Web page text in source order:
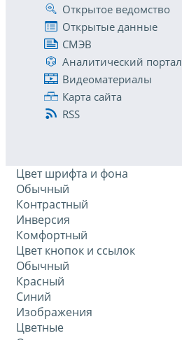
Открытое ведомство
Открытые данные
СМЭВ
Аналитический портал
Видеоматериалы
Карта сайта
RSS
Цвет шрифта и фона
Обычный
Контрастный
Инверсия
Комфортный
Цвет кнопок и ссылок
Обычный
Красный
Синий
Изображения
Цветные